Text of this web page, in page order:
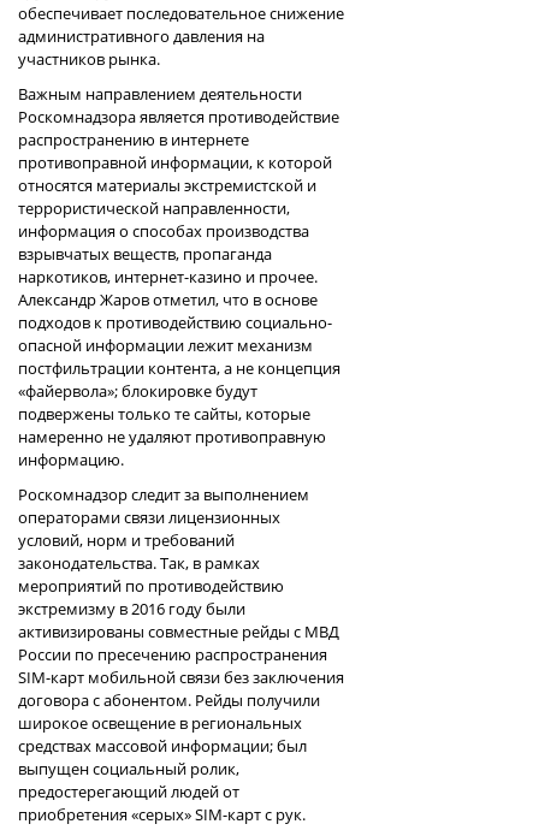
обеспечивает последовательное снижение
административного давления на
участников рынка.
Важным направлением деятельности
Роскомнадзора является противодействие
распространению в интернете
противоправной информации, к которой
относятся материалы экстремистской и
террористической направленности,
информация о способах производства
взрывчатых веществ, пропаганда
наркотиков, интернет-казино и прочее.
Александр Жаров отметил, что в основе
подходов к противодействию социально-
опасной информации лежит механизм
постфильтрации контента, а не концепция
«файервола»; блокировке будут
подвержены только те сайты, которые
намеренно не удаляют противоправную
информацию.
Роскомнадзор следит за выполнением
операторами связи лицензионных
условий, норм и требований
законодательства. Так, в рамках
мероприятий по противодействию
экстремизму в 2016 году были
активизированы совместные рейды с МВД
России по пресечению распространения
SIM-карт мобильной связи без заключения
договора с абонентом. Рейды получили
широкое освещение в региональных
средствах массовой информации; был
выпущен социальный ролик,
предостерегающий людей от
приобретения «серых» SIM-карт с рук.